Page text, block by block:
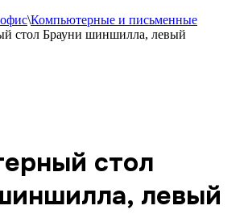
\Компьютерные и письменные
стол Брауни шиншилла, левый
стол
левый